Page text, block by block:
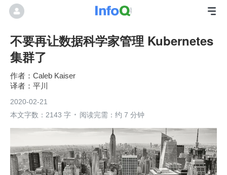
不要再让数据科学家管理 Kubernetes
集群了
Caleb Kaiser
平川
2020-02-21
本文字数：2143 字
阅读完需：约 7 分钟